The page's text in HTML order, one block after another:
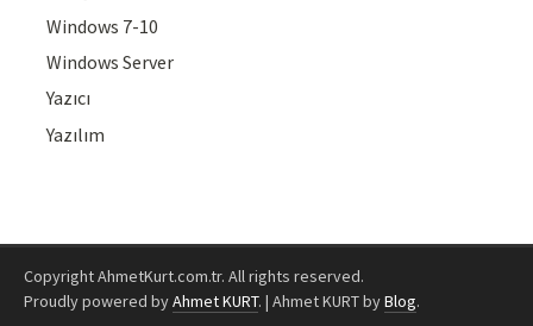
Windows 7-10
Windows Server
Yazıcı
Yazılım
Copyright AhmetKurt.com.tr. All rights reserved.
Proudly powered byAhmet KURT. | Ahmet KURT byBlog.